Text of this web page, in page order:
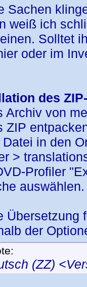
Sachen
weiß ich
Solltet
oder im
des
Archiv von
ZIP
Datei in den
>
Profiler
auswählen.
Übersetzung
der
(ZZ)